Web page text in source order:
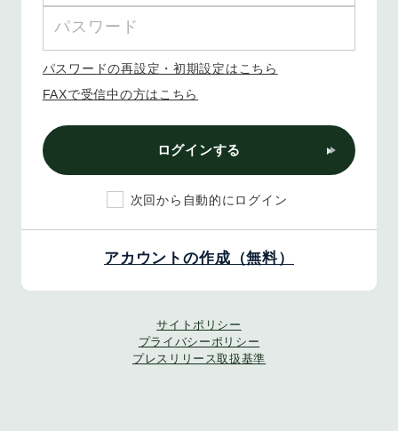
パスワードの再設定・初期設定はこちら
FAXで受信中の方はこちら
ログインする
次回から自動的にログイン
アカウントの作成（無料）
サイトポリシー
プライバシーポリシー
プレスリリース取扱基準